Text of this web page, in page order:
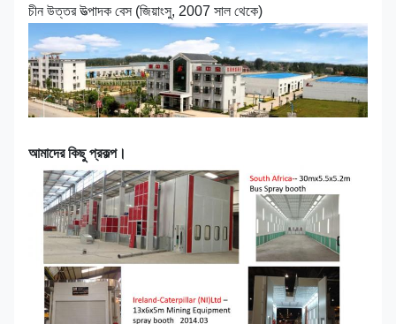
চীন উত্তর উত্পাদক বেস (জিয়াংসু, 2007 সাল থেকে)
আমাদের কিছু প্রকল্প।